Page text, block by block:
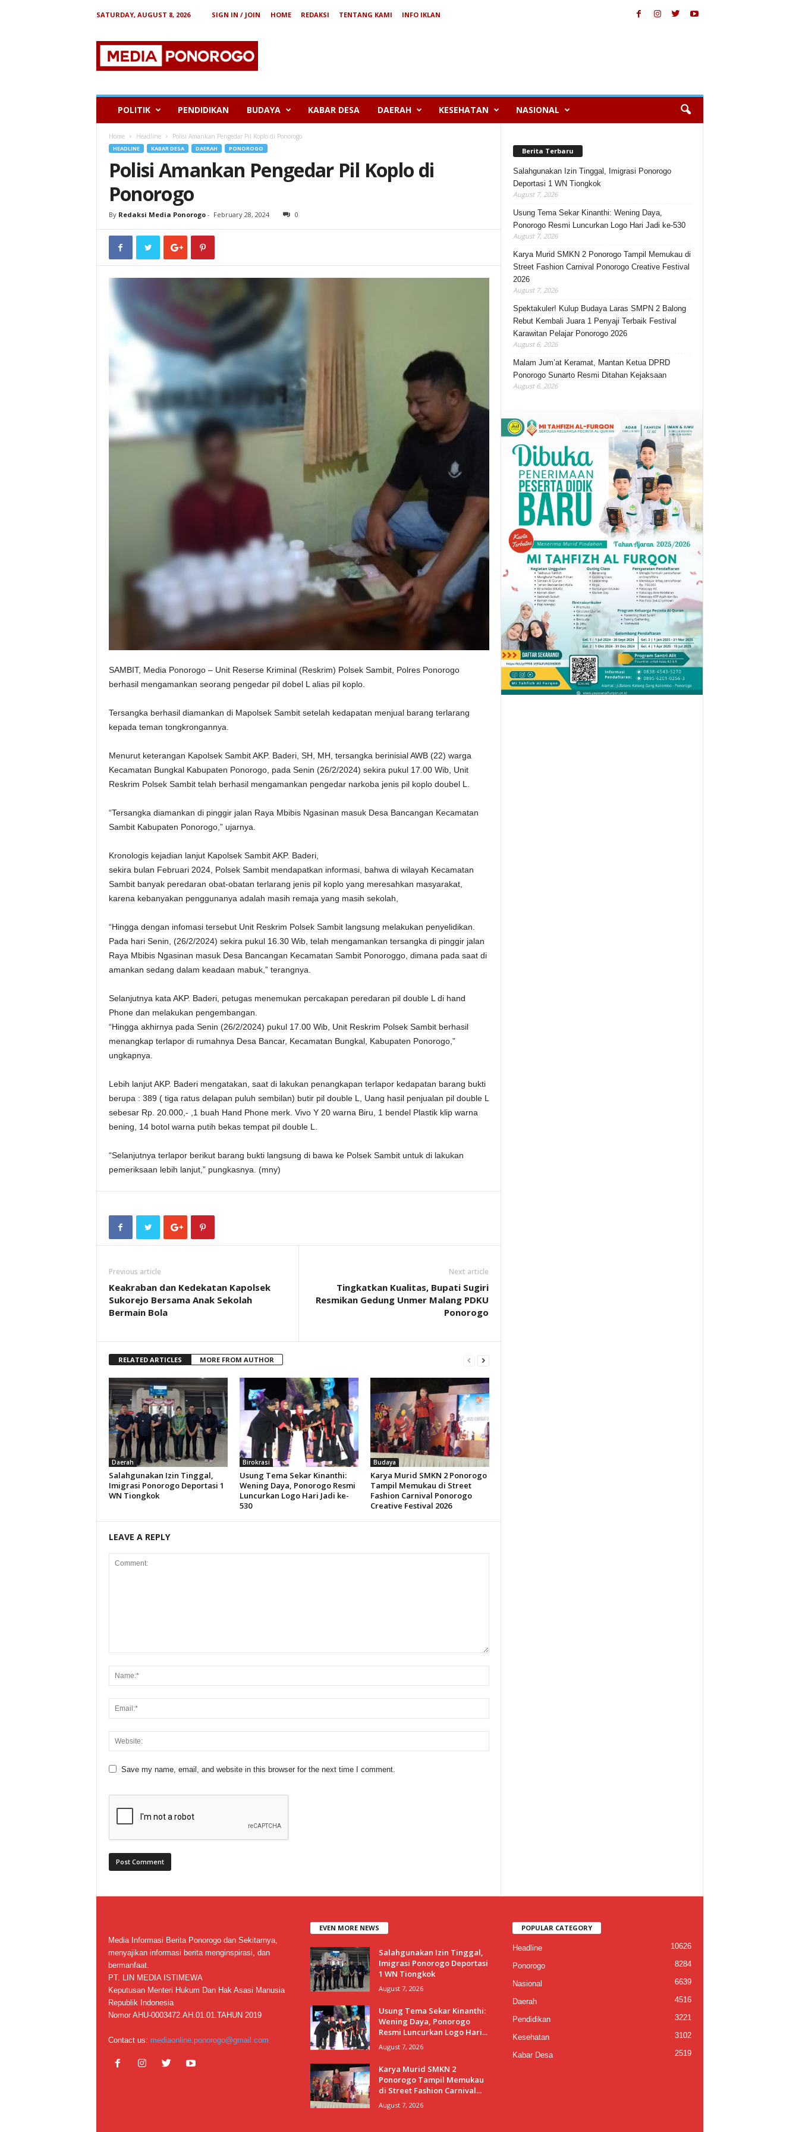
SATURDAY, AUGUST 8, 2026 SIGN IN / JOIN HOME REDAKSI TENTANG KAMI
INFO IKLAN
e
POLITIK PENDIDIKAN BUDAYA KABAR DESA DAERAH KESEHATAN NASIONAL
Home Headline Polisi Amankan Pengedar Pil Koplo di Ponorogo
HEADLINE KABAR DESA DAERAH PONOROGO
Polisi Amankan Pengedar Pil Koplo di
Ponorogo
By Redaksi Media Ponorogo- February 28, 2024 0
SAMBIT, Media Ponorogo – Unit Reserse Kriminal (Reskrim) Polsek Sambit, Polres Ponorogo
berhasil mengamankan seorang pengedar pil dobel L alias pil koplo.
Tersangka berhasil diamankan di Mapolsek Sambit setelah kedapatan menjual barang terlarang
kepada teman tongkrongannya.
Menurut keterangan Kapolsek Sambit AKP. Baderi, SH, MH, tersangka berinisial AWB (22) warga
Kecamatan Bungkal Kabupaten Ponorogo, pada Senin (26/2/2024) sekira pukul 17.00 Wib, Unit
Reskrim Polsek Sambit telah berhasil mengamankan pengedar narkoba jenis pil koplo doubel L.
“Tersangka diamankan di pinggir jalan Raya Mbibis Ngasinan masuk Desa Bancangan Kecamatan
Sambit Kabupaten Ponorogo,” ujarnya.
Kronologis kejadian lanjut Kapolsek Sambit AKP. Baderi,
sekira bulan Februari 2024, Polsek Sambit mendapatkan informasi, bahwa di wilayah Kecamatan
Sambit banyak peredaran obat-obatan terlarang jenis pil koplo yang meresahkan masyarakat,
karena kebanyakan penggunanya adalah masih remaja yang masih sekolah,
“Hingga dengan infomasi tersebut Unit Reskrim Polsek Sambit langsung melakukan penyelidikan.
Pada hari Senin, (26/2/2024) sekira pukul 16.30 Wib, telah mengamankan tersangka di pinggir jalan
Raya Mbibis Ngasinan masuk Desa Bancangan Kecamatan Sambit Ponoroggo, dimana pada saat di
amankan sedang dalam keadaan mabuk,” terangnya.
Selanjutnya kata AKP. Baderi, petugas menemukan percakapan peredaran pil double L di hand
Phone dan melakukan pengembangan.
“Hingga akhirnya pada Senin (26/2/2024) pukul 17.00 Wib, Unit Reskrim Polsek Sambit berhasil
menangkap terlapor di rumahnya Desa Bancar, Kecamatan Bungkal, Kabupaten Ponorogo,”
ungkapnya.
Lebih lanjut AKP. Baderi mengatakan, saat di lakukan penangkapan terlapor kedapatan barang bukti
berupa : 389 ( tiga ratus delapan puluh sembilan) butir pil double L, Uang hasil penjualan pil double L
sebesar Rp. 20.000,- ,1 buah Hand Phone merk. Vivo Y 20 warna Biru, 1 bendel Plastik klip warna
bening, 14 botol warna putih bekas tempat pil double L.
“Selanjutnya terlapor berikut barang bukti langsung di bawa ke Polsek Sambit untuk di lakukan
pemeriksaan lebih lanjut,” pungkasnya. (mny)
Previous article
Keakraban dan Kedekatan Kapolsek
Sukorejo Bersama Anak Sekolah
Bermain Bola
Next article
Tingkatkan Kualitas, Bupati Sugiri
Resmikan Gedung Unmer Malang PDKU
Ponorogo
RELATED ARTICLES MORE FROM AUTHOR
Daerah
Salahgunakan Izin Tinggal,
Imigrasi Ponorogo Deportasi 1
WN Tiongkok
Birokrasi
Usung Tema Sekar Kinanthi:
Wening Daya, Ponorogo Resmi
Luncurkan Logo Hari Jadi ke-
530
Budaya
Karya Murid SMKN 2 Ponorogo
Tampil Memukau di Street
Fashion Carnival Ponorogo
Creative Festival 2026
LEAVE A REPLY
Save my name, email, and website in this browser for the next time I comment.
Berita Terbaru
Salahgunakan Izin Tinggal, Imigrasi Ponorogo
Deportasi 1 WN Tiongkok
August 7, 2026
Usung Tema Sekar Kinanthi: Wening Daya,
Ponorogo Resmi Luncurkan Logo Hari Jadi ke-530
August 7, 2026
Karya Murid SMKN 2 Ponorogo Tampil Memukau di
Street Fashion Carnival Ponorogo Creative Festival
2026
August 7, 2026
Spektakuler! Kulup Budaya Laras SMPN 2 Balong
Rebut Kembali Juara 1 Penyaji Terbaik Festival
Karawitan Pelajar Ponorogo 2026
August 6, 2026
Malam Jum’at Keramat, Mantan Ketua DPRD
Ponorogo Sunarto Resmi Ditahan Kejaksaan
August 6, 2026
Media Informasi Berita Ponorogo dan Sekitarnya,
menyajikan informasi berita menginspirasi, dan
bermanfaat.
PT. LIN MEDIA ISTIMEWA
Keputusan Menteri Hukum Dan Hak Asasi Manusia
Republik Indonesia
Nomor AHU-0003472.AH.01.01.TAHUN 2019
Contact us: mediaonline.ponorogo@gmail.com
EVEN MORE NEWS
Salahgunakan Izin Tinggal,
Imigrasi Ponorogo Deportasi
1 WN Tiongkok
August 7, 2026
Usung Tema Sekar Kinanthi:
Wening Daya, Ponorogo
Resmi Luncurkan Logo Hari...
August 7, 2026
Karya Murid SMKN 2
Ponorogo Tampil Memukau
di Street Fashion Carnival...
August 7, 2026
POPULAR CATEGORY
Headline 10626
Ponorogo 8284
Nasional 6639
Daerah 4516
Pendidikan 3221
Kesehatan 3102
Kabar Desa 2519